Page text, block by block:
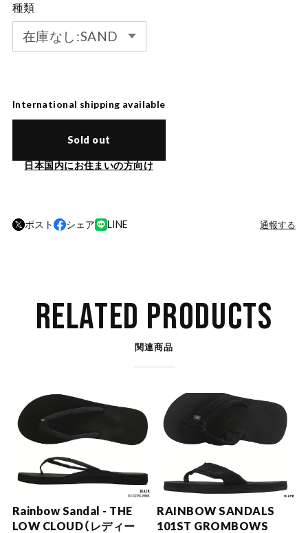
種類
International shipping available
Sold out
日本国内にお住まいの方向け
ポスト シェア LINE 通報する
RELATED PRODUCTS
関連商品
Rainbow Sandal - THE
LOW CLOUD（レディー
RAINBOW SANDALS
101ST GROMBOWS